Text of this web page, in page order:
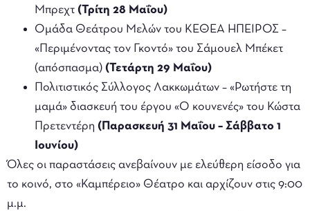
Μπρεχτ (Τρίτη 28 Μαΐου)
Ομάδα Θεάτρου Μελών του ΚΕΘΕΑ ΗΠΕΙΡΟΣ –
«Περιμένοντας τον Γκοντό» του Σάμουελ Μπέκετ
(απόσπασμα) (Τετάρτη 29 Μαΐου)
Πολιτιστικός Σύλλογος Λακκωμάτων – «Ρωτήστε τη
μαμά» διασκευή του έργου «Ο κουνενές» του Κώστα
Πρετεντέρη (Παρασκευή 31 Μαΐου – Σάββατο 1
Ιουνίου)
Όλες οι παραστάσεις ανεβαίνουν με ελεύθερη είσοδο για
το κοινό, στο «Καμπέρειο» Θέατρο και αρχίζουν στις 9:00
μ.μ.